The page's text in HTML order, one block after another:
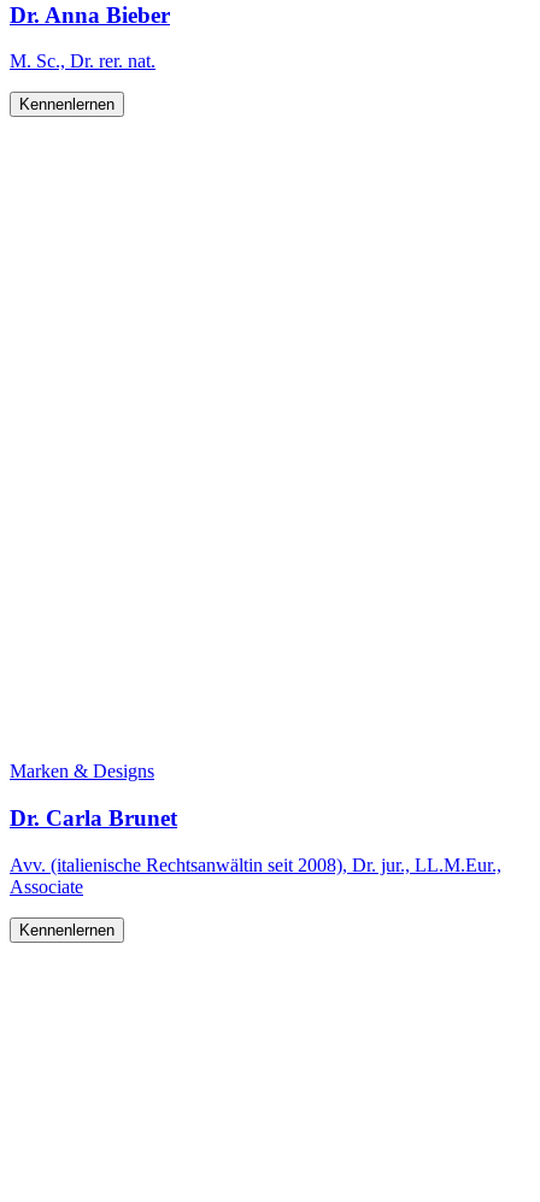
Dr. Anna Bieber
M. Sc., Dr. rer. nat.
Kennenlernen
Marken & Designs
Dr. Carla Brunet
Avv. (italienische Rechtsanwältin seit 2008), Dr. jur., LL.M.Eur.,
Associate
Kennenlernen